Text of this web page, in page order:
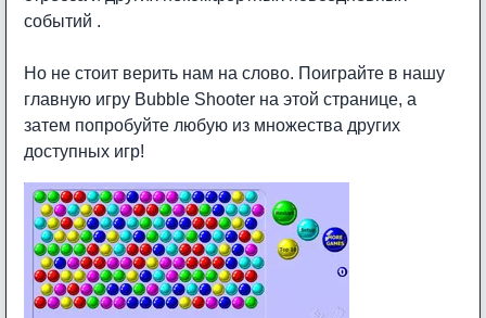
событий .
Но не стоит верить нам на слово. Поиграйте в нашу
главную игру Bubble Shooter на этой странице, а
затем попробуйте любую из множества других
доступных игр!